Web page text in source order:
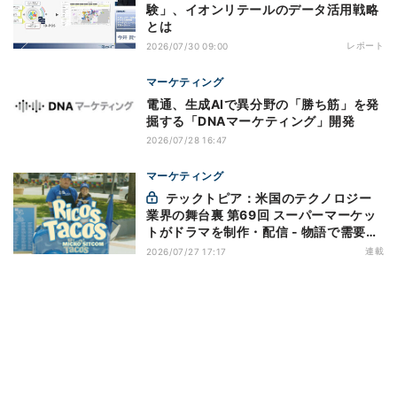
験」、イオンリテールのデータ活用戦略
とは
2026/07/30 09:00 レポート
マーケティング
電通、生成AIで異分野の「勝ち筋」を発
掘する「DNAマーケティング」開発
2026/07/28 16:47
マーケティング
業界の舞台裏 第69回 スーパーマーケッ
トがドラマを制作・配信 - 物語で需要を
演出する小売メディア
2026/07/27 17:17 連載